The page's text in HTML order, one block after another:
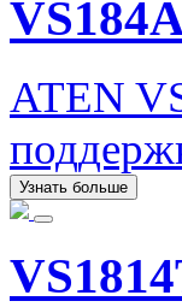
ATEN
Узнать больше